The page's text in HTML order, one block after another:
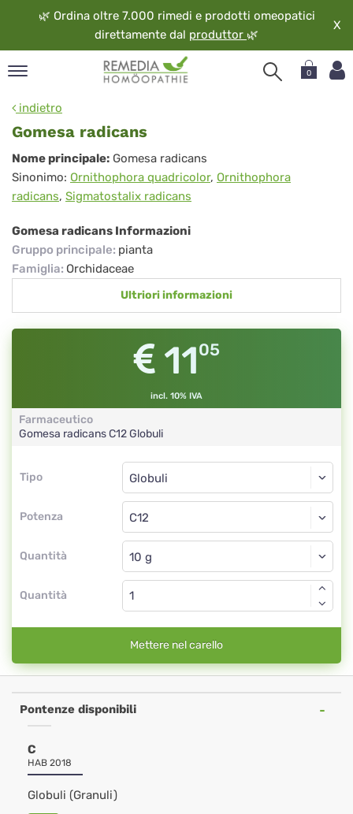
🌿 Ordina oltre 7.000 rimedi e prodotti omeopatici
direttamente dal produttor 🌿
X
0
indietro
Gomesa radicans
Gomesa
radicans
Nome principale: Gomesa radicans
Sinonimo: Ornithophora quadricolor, Ornithophora
radicans, Sigmatostalix radicans
Gomesa radicans Informazioni
Gruppo principale: pianta
Famiglia: Orchidaceae
Ultriori informazioni
1105
incl. 10% IVA
Farmaceutico
Gomesa radicansC12Globuli
Tipo
Tipo
Potenza
Globuli
C12
Quantità
Globuli
Quantità
Mettere nel carello
Pontenze disponibili
C
HAB 2018
Globuli (Granuli)